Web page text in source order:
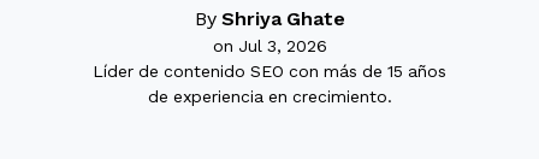
By Shriya Ghate
on Jul 3, 2026
Líder de contenido SEO con más de 15 años
de experiencia en crecimiento.